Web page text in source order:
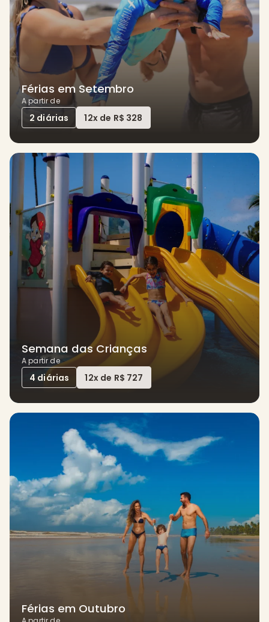
Férias em Setembro
A partir de
2 diárias 12x de R$ 328
Semana das Crianças
A partir de
4 diárias 12x de R$ 727
Férias em Outubro